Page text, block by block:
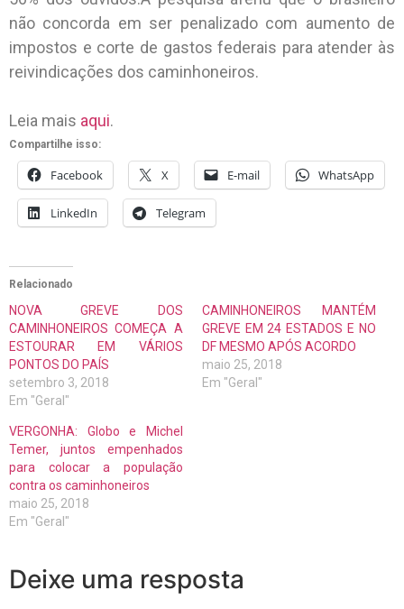
não concorda em ser penalizado com aumento de
impostos e corte de gastos federais para atender às
reivindicações dos caminhoneiros.
Leia mais aqui.
Compartilhe isso:
Facebook X E-mail WhatsApp
LinkedIn Telegram
Relacionado
NOVA GREVE DOS
CAMINHONEIROS COMEÇA A
ESTOURAR EM VÁRIOS
PONTOS DO PAÍS
setembro 3, 2018
Em "Geral"
CAMINHONEIROS MANTÉM
GREVE EM 24 ESTADOS E NO
DF MESMO APÓS ACORDO
maio 25, 2018
Em "Geral"
VERGONHA: Globo e Michel
Temer, juntos empenhados
para colocar a população
contra os caminhoneiros
maio 25, 2018
Em "Geral"
Deixe uma resposta